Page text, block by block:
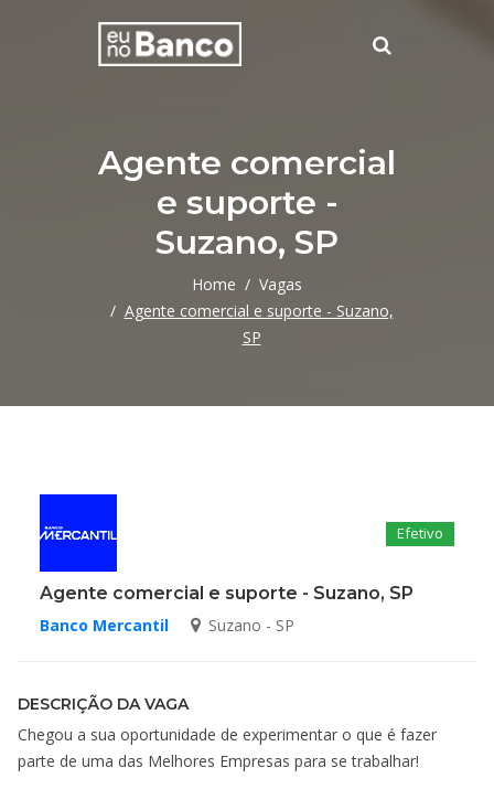
Agente comercial
e suporte -
Suzano, SP
Home
Vagas
Agente comercial e suporte - Suzano,
SP
Efetivo
Agente comercial e suporte - Suzano, SP
Banco Mercantil
Suzano - SP
DESCRIÇÃO DA VAGA
Chegou a sua oportunidade de experimentar o que é fazer
parte de uma das Melhores Empresas para se trabalhar!